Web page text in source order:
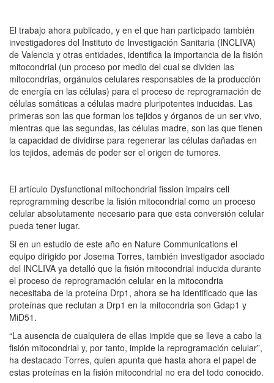
El trabajo ahora publicado, y en el que han participado también
investigadores del Instituto de Investigación Sanitaria (INCLIVA)
de Valencia y otras entidades, identifica la importancia de la fisión
mitocondrial (un proceso por medio del cual se dividen las
mitocondrias, orgánulos celulares responsables de la producción
de energía en las células) para el proceso de reprogramación de
células somáticas a células madre pluripotentes inducidas. Las
primeras son las que forman los tejidos y órganos de un ser vivo,
mientras que las segundas, las células madre, son las que tienen
la capacidad de dividirse para regenerar las células dañadas en
los tejidos, además de poder ser el origen de tumores.
El artículo Dysfunctional mitochondrial fission impairs cell
reprogramming describe la fisión mitocondrial como un proceso
celular absolutamente necesario para que esta conversión celular
pueda tener lugar.
Si en un estudio de este año en Nature Communications el
equipo dirigido por Josema Torres, también investigador asociado
del INCLIVA ya detalló que la fisión mitocondrial inducida durante
el proceso de reprogramación celular en la mitocondria
necesitaba de la proteína Drp1, ahora se ha identificado que las
proteínas que reclutan a Drp1 en la mitocondria son Gdap1 y
MiD51.
“La ausencia de cualquiera de ellas impide que se lleve a cabo la
fisión mitocondrial y, por tanto, impide la reprogramación celular”,
ha destacado Torres, quien apunta que hasta ahora el papel de
estas proteínas en la fisión mitocondrial no era del todo conocido.